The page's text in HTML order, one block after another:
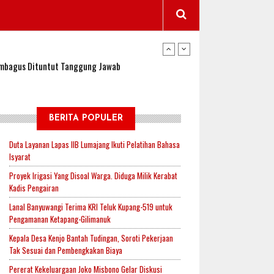
Jadi Lokasi Uji Coba Program NADI JKN
Dituntut Tanggung Jawab
Padi, Proyeksi Hasil Capai 2,4 Ton Gabah
Indonesia.id Perkuat Sinergitas Lewat Ngopi
untuk Mendukung Ketahanan Pangan Nasional
Jadi Lokasi Uji Coba Program NADI JKN
BERITA POPULER
Duta Layanan Lapas IIB Lumajang Ikuti Pelatihan Bahasa
Isyarat
Proyek Irigasi Yang Disoal Warga. Diduga Milik Kerabat
Kadis Pengairan
Lanal Banyuwangi Terima KRI Teluk Kupang-519 untuk
Pengamanan Ketapang-Gilimanuk
Kepala Desa Kenjo Bantah Tudingan, Soroti Pekerjaan
Tak Sesuai dan Pembengkakan Biaya
Pererat Kekeluargaan Joko Misbono Gelar Diskusi